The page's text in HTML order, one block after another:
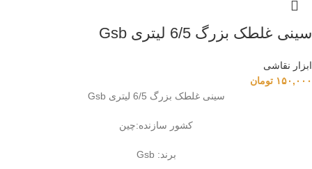
سینی غلطک بزرگ 6/5 لیتری Gsb
ابزار نقاشی
۱۵۰,۰۰۰ تومان
سینی غلطک بزرگ 6/5 لیتری Gsb
کشور سازنده:چین
برند: Gsb